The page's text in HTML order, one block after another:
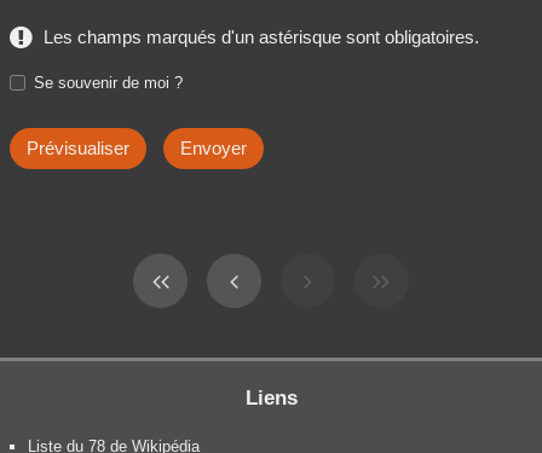
Les champs marqués d'un astérisque sont obligatoires.
Se souvenir de moi ?
Liens
Liste du 78 de Wikipédia